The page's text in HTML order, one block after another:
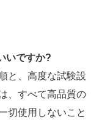
いですか?
と、高度な試験設
、すべて高品質の
切使用しないこと